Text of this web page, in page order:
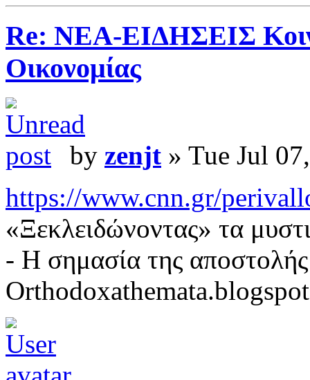
Re: ΝΕΑ-ΕΙΔΗΣΕΙΣ
Οικονομίας
by zenjt » Tue Jul
https://www.cnn.gr/
«Ξεκλειδώνοντας» τα
- Η σημασία της